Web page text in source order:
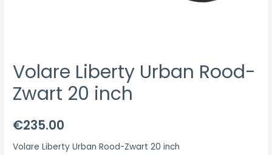
Volare Liberty Urban Rood-
Zwart 20 inch
€235.00
Volare Liberty Urban Rood-Zwart 20 inch